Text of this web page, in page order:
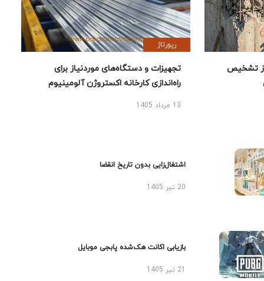
تشخیص
رپورتاژ
تجهیزات و دستگاه‌های موردنیاز برای
راه‌اندازی کارخانه اکستروژن آلومینیوم
13 مرداد 1405
اشتغال‌زایی بدون تاریخ انقضا
20 تیر 1405
بازیابی اکانت هک‌شده پابجی موبایل